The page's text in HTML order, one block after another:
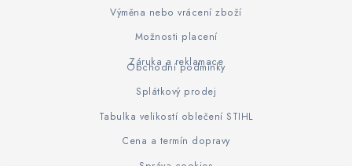
Výměna nebo vrácení zboží
Možnosti placení
Záruka a reklamace
Obchodní podmínky
Splátkový prodej
Tabulka velikostí oblečení STIHL
Cena a termín dopravy